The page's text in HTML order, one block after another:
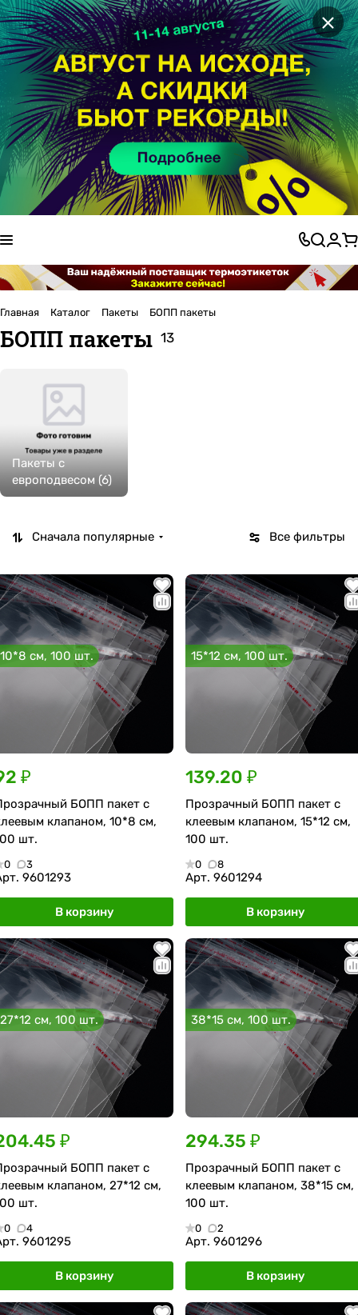
×
Главная Каталог Пакеты БОПП пакеты
БОПП пакеты 13
Пакеты с
европодвесом (6)
Все фильтры
Сначала популярные
10*8 см, 100 шт.
₽
БОПП пакет с
клапаном, 10*8 см,
шт.
0 3
9601293
В корзину
15*12 см, 100 шт.
139.20 ₽
Прозрачный БОПП пакет с
клеевым клапаном, 15*12 см,
100 шт.
0 8
Арт. 9601294
В корзину
27*12 см, 100 шт.
₽
БОПП пакет с
клапаном, 27*12 см,
шт.
0 4
9601295
В корзину
38*15 см, 100 шт.
294.35 ₽
Прозрачный БОПП пакет с
клеевым клапаном, 38*15 см,
100 шт.
0 2
Арт. 9601296
В корзину